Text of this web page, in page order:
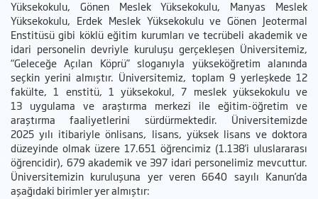
Yüksekokulu, Gönen Meslek Yüksekokulu, Manyas Meslek
Yüksekokulu, Erdek Meslek Yüksekokulu ve Gönen Jeotermal
Enstitüsü gibi köklü eğitim kurumları ve tecrübeli akademik ve
idari personelin devriyle kuruluşu gerçekleşen Üniversitemiz,
“Geleceğe Açılan Köprü” sloganıyla yükseköğretim alanında
seçkin yerini almıştır. Üniversitemiz, toplam 9 yerleşkede 12
fakülte, 1 enstitü, 1 yüksekokul, 7 meslek yüksekokulu ve
13 uygulama ve araştırma merkezi ile eğitim-öğretim ve
araştırma faaliyetlerini sürdürmektedir. Üniversitemizde
2025 yılı itibariyle önlisans, lisans, yüksek lisans ve doktora
düzeyinde olmak üzere 17.651 öğrencimiz (1.138'i uluslararası
öğrencidir), 679 akademik ve 397 idari personelimiz mevcuttur.
Üniversitemizin kuruluşuna yer veren 6640 sayılı Kanun’da
aşağıdaki birimler yer almıştır: